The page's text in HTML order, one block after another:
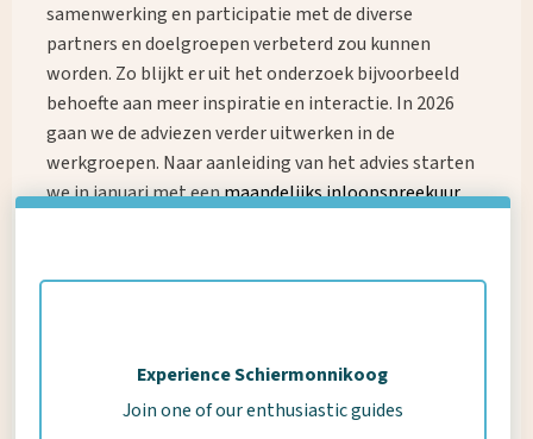
samenwerking en participatie met de diverse
partners en doelgroepen verbeterd zou kunnen
worden. Zo blijkt er uit het onderzoek bijvoorbeeld
behoefte aan meer inspiratie en interactie. In 2026
gaan we de adviezen verder uitwerken in de
werkgroepen. Naar aanleiding van het advies starten
we in januari met eenmaandelijks inloopspreekuur
Experience Schiermonnikoog
Join one of our enthusiastic guides